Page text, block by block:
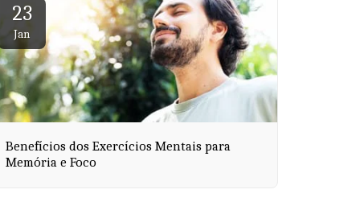
23
Jan
Benefícios dos Exercícios Mentais para
Memória e Foco